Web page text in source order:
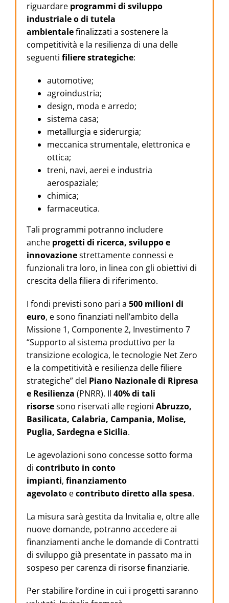
riguardare programmi di sviluppo
industriale o di tutela
ambientalefinalizzati a sostenere la
competitività e la resilienza di una delle
seguenti filiere strategiche:
automotive;
agroindustria;
design, moda e arredo;
sistema casa;
metallurgia e siderurgia;
meccanica strumentale, elettronica e
ottica;
treni, navi, aerei e industria
aerospaziale;
chimica;
farmaceutica.
Tali programmi potranno includere
anche progetti di ricerca, sviluppo e
innovazionestrettamente connessi e
funzionali tra loro, in linea con gli obiettivi di
crescita della filiera di riferimento.
I fondi previsti sono pari a 500 milioni di
euro, e sono finanziati nell’ambito della
Missione 1, Componente 2, Investimento 7
“Supporto al sistema produttivo per la
transizione ecologica, le tecnologie Net Zero
e la competitività e resilienza delle filiere
strategiche” del Piano Nazionale di Ripresa
e Resilienza (PNRR). Il 40% di tali
risorsesono riservati alle regioni Abruzzo,
Basilicata, Calabria, Campania, Molise,
Puglia, Sardegna e Sicilia.
Le agevolazioni sono concesse sotto forma
di contributo in conto
impianti, finanziamento
agevolato econtributo diretto alla spesa.
La misura sarà gestita da Invitalia e, oltre alle
nuove domande, potranno accedere ai
finanziamenti anche le domande di Contratti
di sviluppo già presentate in passato ma in
sospeso per carenza di risorse finanziarie.
Per stabilire l’ordine in cui i progetti saranno